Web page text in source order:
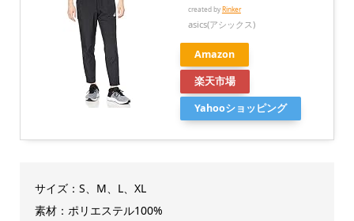
created byRinker
asics(アシックス)
Amazon
楽天市場
Yahooショッピング
サイズ：S、M、L、XL
素材：ポリエステル100%